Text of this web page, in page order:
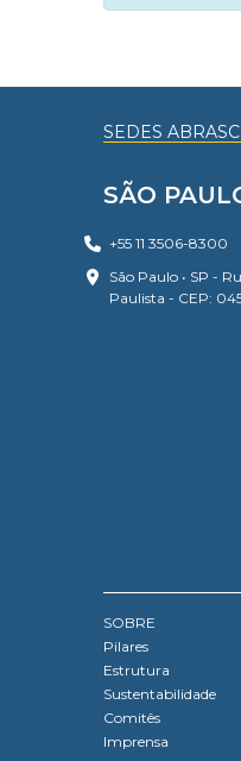
SEDES
SÃO
+55 11 3506-8300
São Paulo • SP -
Paulista - CEP:
SOBRE
Pilares
Estrutura
Sustentabilidade
Comitês
Imprensa